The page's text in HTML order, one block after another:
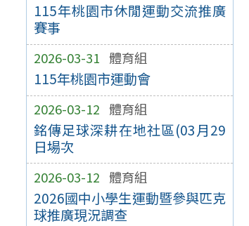
115年桃園市休閒運動交流推廣
賽事
2026-03-31 體育組
115年桃園市運動會
2026-03-12 體育組
銘傳足球深耕在地社區(03月29
日場次
2026-03-12 體育組
2026國中小學生運動暨參與匹克
球推廣現況調查